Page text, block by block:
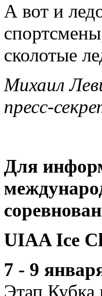
А вот и
сколотые
Михаил
пресс-
Для
UIAA Ice
7 - 9
Этап Кубка